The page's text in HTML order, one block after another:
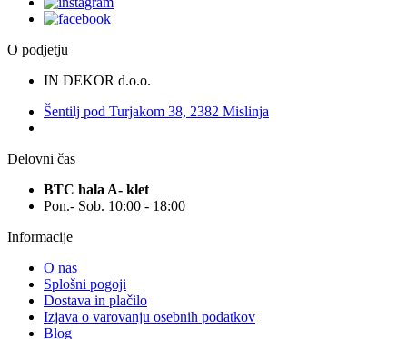
O podjetju
IN DEKOR d.o.o.
Šentilj pod Turjakom 38, 2382 Mislinja
Delovni čas
BTC hala A- klet
Pon.- Sob. 10:00 - 18:00
Informacije
O nas
Splošni pogoji
Dostava in plačilo
Izjava o varovanju osebnih podatkov
Blog